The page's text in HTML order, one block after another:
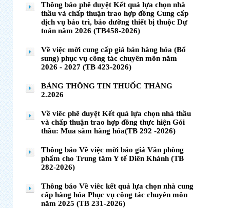
Thông báo phê duyệt Kết quả lựa chọn nhà
thầu và chấp thuận trao hợp đồng Cung cấp
dịch vụ bảo trì, bảo dưỡng thiết bị thuộc Dự
toán năm 2026 (TB458-2026)
Về việc mời cung cấp giá bán hàng hóa (Bổ
sung) phục vụ công tác chuyên môn năm
2026 - 2027 (TB 423-2026)
BẢNG THÔNG TIN THUỐC THÁNG
2.2026
Về viêc phê duyệt Kết quả lựa chọn nhà thầu
và chấp thuận trao hợp đồng thực hiện Gói
thầu: Mua sắm hàng hóa(TB 292 -2026)
Thông báo Về việc mời báo giá Văn phòng
phẩm cho Trung tâm Y tế Diên Khánh (TB
282-2026)
Thông báo Về viêc kết quả lựa chọn nhà cung
cấp hàng hóa Phục vụ công tác chuyên môn
năm 2025 (TB 231-2026)